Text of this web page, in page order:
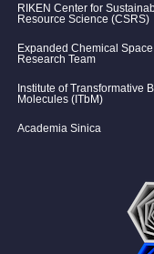
RIKEN Center for
Resource Science (CSRS)
Expanded Chemical Space
Research Team
Institute of Transformative
Molecules (ITbM)
Academia Sinica